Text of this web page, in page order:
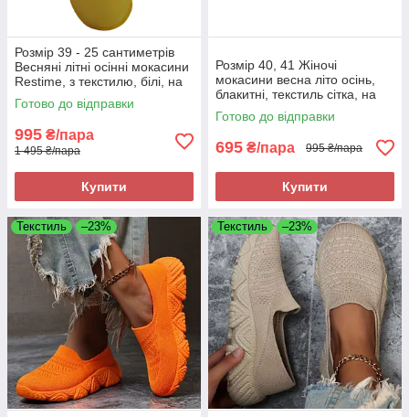
Розмір 39 - 25 сантиметрів
Весняні літні осінні мокасини
Restime, з текстилю, білі, на
підошві з піни, легкі та зручні
Готово до відправки
995 ₴/пара
1 495 ₴/пара
Купити
Розмір 40, 41 Жіночі
мокасини весна літо осінь,
блакитні, текстиль сітка, на
підошві з піни
Готово до відправки
695 ₴/пара 995 ₴/пара
Купити
Текстиль –23% Текстиль –23%